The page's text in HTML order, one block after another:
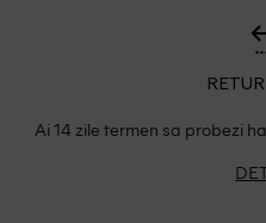
Ai 14 zile termen sa probezi